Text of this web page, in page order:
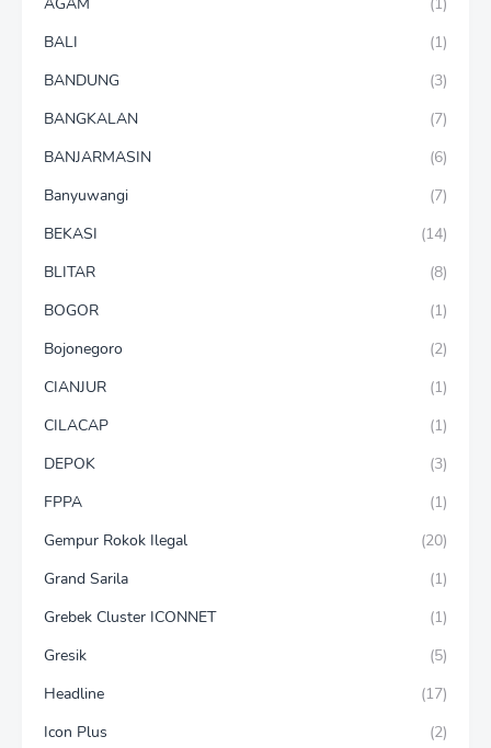
BALI
(1)
BANDUNG
(3)
BANGKALAN
(7)
BANJARMASIN
(6)
Banyuwangi
(7)
BEKASI
(14)
BLITAR
(8)
BOGOR
(1)
Bojonegoro
(2)
CIANJUR
(1)
CILACAP
(1)
DEPOK
(3)
FPPA
(1)
Gempur Rokok Ilegal
(20)
Grand Sarila
(1)
Grebek Cluster ICONNET
(1)
Gresik
(5)
Headline
(17)
Icon Plus
(2)